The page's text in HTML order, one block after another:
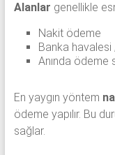
Alanlar genellikle
Nakit ödeme
Banka havalesi
Anında ödeme
En yaygın yöntem
ödeme yapılır. Bu
sağlar.